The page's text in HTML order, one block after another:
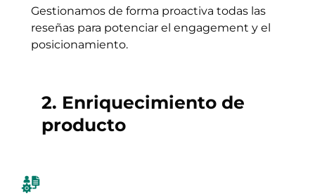
Gestionamos de forma proactiva todas las
reseñas para potenciar el engagement y el
posicionamiento.
2. Enriquecimiento de
producto